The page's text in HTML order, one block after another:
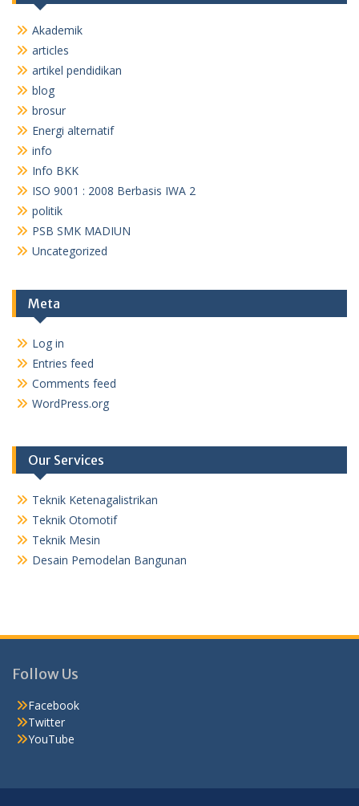
Akademik
articles
artikel pendidikan
blog
brosur
Energi alternatif
info
Info BKK
ISO 9001 : 2008 Berbasis IWA 2
politik
PSB SMK MADIUN
Uncategorized
Meta
Log in
Entries feed
Comments feed
WordPress.org
Our Services
Teknik Ketenagalistrikan
Teknik Otomotif
Teknik Mesin
Desain Pemodelan Bangunan
Follow Us
Facebook
Twitter
YouTube